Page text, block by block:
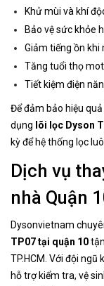
Khử mùi và khí
Bảo vệ sức khỏe
Giảm tiếng ồn khi
Tăng tuổi thọ
Tiết kiệm điện
Để đảm bảo hiệu
dụng lõi lọc Dyson
kỳ để hệ thống lọc
Dịch vụ
nhà Quận
Dysonvietnam
TP07 tại quận 10
TP.HCM. Với đội
hỗ trợ kiểm tra, vệ